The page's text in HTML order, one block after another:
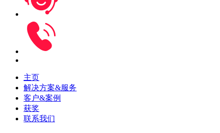
主页
解决方案&服务
客户&案例
获奖
联系我们